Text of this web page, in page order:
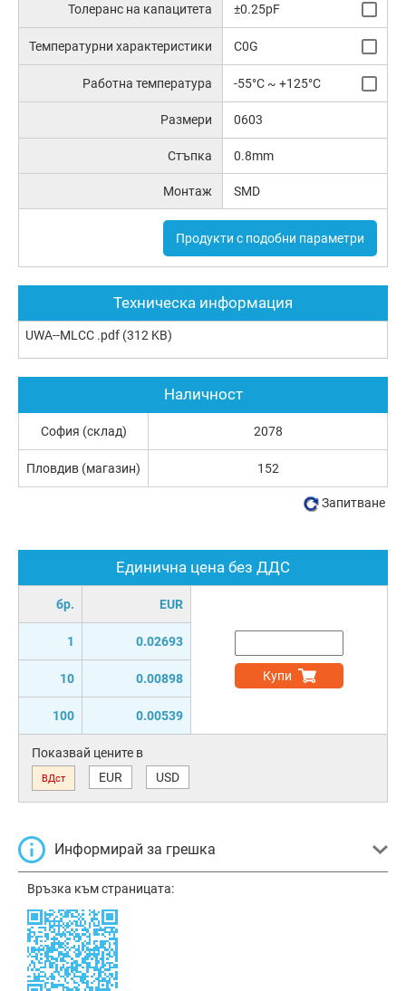
Толеранс на капацитета ±0.25pF
Температурни характеристики C0G
Работна температура -55°C ~ +125°C
Размери 0603
Стъпка 0.8mm
Монтаж SMD
Продукти с подобни параметри
Техническа информация
UWA--MLCC .pdf (312 KB)
Единична цена без ДДС
бр. EUR
1 0.02693
10 0.00898
100 0.00539
Купи
Показвай цените в
ВДст EUR USD
Информирай за грешка
Връзка към страницата:
Наличност
София (склад) 2078
Пловдив (магазин) 152
Запитване